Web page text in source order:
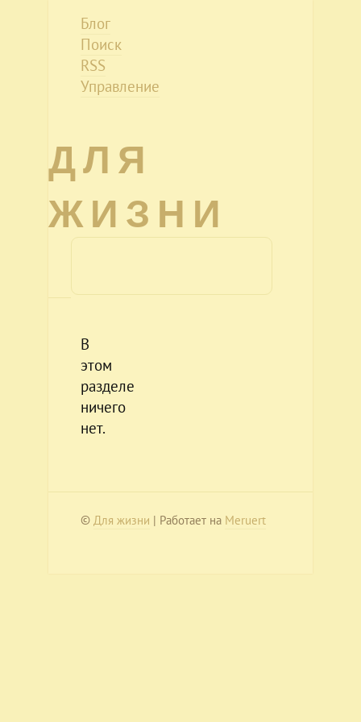
Блог
Поиск
RSS
Управление
ДЛЯ
ЖИЗНИ
В
этом
разделе
ничего
нет.
© Для жизни | Работает на Meruert